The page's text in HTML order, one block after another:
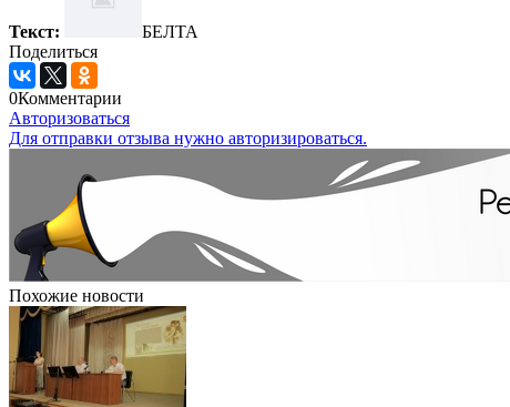
Текст:
БЕЛТА
Поделиться
0Комментарии
Авторизоваться
Для отправки отзыва нужно авторизироваться.
Похожие новости